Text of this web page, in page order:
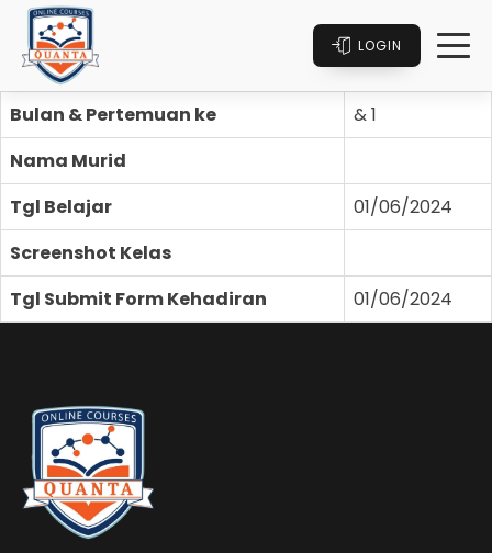
LOGIN
Bulan & Pertemuan ke
& 1
Nama Murid
Tgl Belajar
01/06/2024
Screenshot Kelas
Tgl Submit Form Kehadiran
01/06/2024